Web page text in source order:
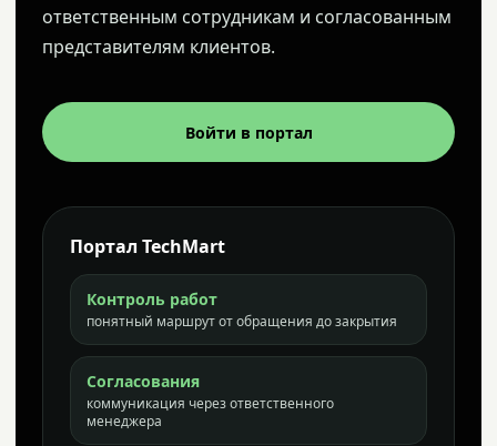
ответственным сотрудникам и согласованным
представителям клиентов.
Войти в портал
Портал TechMart
Контроль работ
понятный маршрут от обращения до закрытия
Согласования
коммуникация через ответственного
менеджера